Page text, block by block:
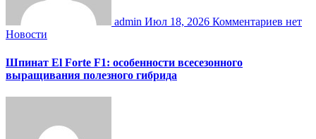
admin Июл 18, 2026 Комментариев нет
Новости
Шпинат El Forte F1: особенности всесезонного
выращивания полезного гибрида